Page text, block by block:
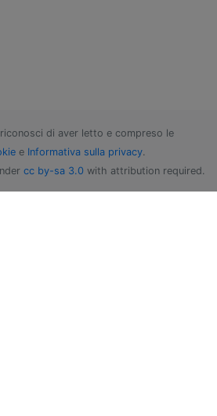
di aver letto e compreso le
e Informativa sulla privacy.
cc by-sa 3.0 with attribution required.